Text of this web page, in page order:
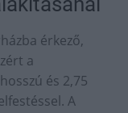
érkező,
a
és 2,75
A